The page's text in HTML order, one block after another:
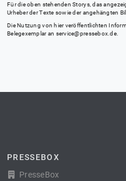
Für die oben stehenden Storys, das
Urheber der Texte sowie der angehängten
Die Nutzung von hier veröffentlichten
Belegexemplar an service@pressebox.de
PRESSEBOX
PresseBox